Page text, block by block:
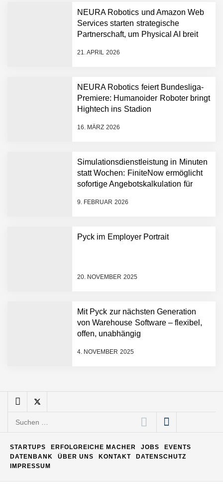
NEURA Robotics und Amazon Web
Services starten strategische
Partnerschaft, um Physical AI breit
21. APRIL 2026
NEURA Robotics feiert Bundesliga-
Premiere: Humanoider Roboter bringt
Hightech ins Stadion
16. MÄRZ 2026
Simulationsdienstleistung in Minuten
statt Wochen: FiniteNow ermöglicht
sofortige Angebotskalkulation für
9. FEBRUAR 2026
Pyck im Employer Portrait
20. NOVEMBER 2025
Mit Pyck zur nächsten Generation
von Warehouse Software – flexibel,
offen, unabhängig
4. NOVEMBER 2025
NEURA Robotics gibt
Rekordfinanzierung von
Dollar bekannt, um den
Plattform zu beschleunigen
Amazon Web Services
starten strategische
AI breit auszurollen
Humanoider Roboter bringt
Hightech ins Stadion
Simulationsdienstleistung in
Minuten statt Wochen:
FiniteNow ermöglicht
Entwicklungsprozesse
Maximilian Mack von Pyck
Software – flexibel, offen,
ELOPRINT im Employer
Portrait
Suchen
STARTUPS ERFOLGREICHE MACHER JOBS
EVENTS
DATENBANK
ÜBER UNS KONTAKT
DATENSCHUTZ
IMPRESSUM